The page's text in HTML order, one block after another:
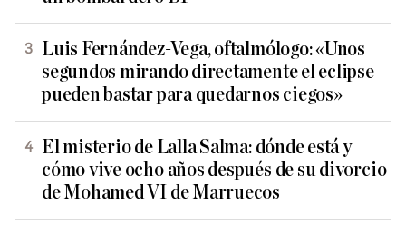
Luis Fernández-Vega, oftalmólogo: «Unos
segundos mirando directamente el eclipse
pueden bastar para quedarnos ciegos»
El misterio de Lalla Salma: dónde está y
cómo vive ocho años después de su divorcio
de Mohamed VI de Marruecos